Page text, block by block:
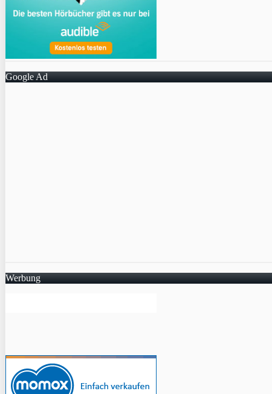
Google Ad
Werbung